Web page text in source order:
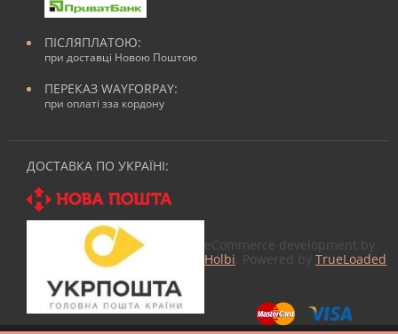
ПІСЛЯПЛАТОЮ:
при доставці Новою Поштою
ПЕРЕКАЗ WAYFORPAY:
при оплаті зза кордону
ДОСТАВКА ПО УКРАЇНІ:
eCommerce development by
Holbi . Powered by TrueLoaded